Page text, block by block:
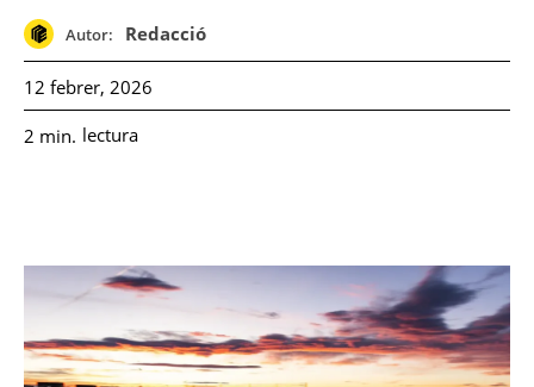
Autor: Redacció
12 febrer, 2026
2 min. lectura